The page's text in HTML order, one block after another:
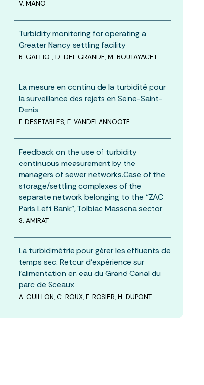
V. MANO
Turbidity monitoring for operating a
Greater Nancy settling facility
B. GALLIOT, D. DEL GRANDE, M. BOUTAYACHT
La mesure en continu de la turbidité pour
la surveillance des rejets en Seine-Saint-
Denis
F. DESETABLES, F. VANDELANNOOTE
Feedback on the use of turbidity
continuous measurement by the
managers of sewer networks.Case of the
storage/settling complexes of the
separate network belonging to the “ZAC
Paris Left Bank”, Tolbiac Massena sector
S. AMIRAT
La turbidimétrie pour gérer les effluents de
temps sec. Retour d’expérience sur
l’alimentation en eau du Grand Canal du
parc de Sceaux
A. GUILLON, C. ROUX, F. ROSIER, H. DUPONT